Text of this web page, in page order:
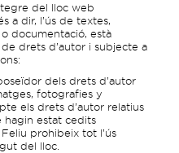
del lloc web
a dir, l’ús de textes,
documentació, està
drets d’autor i subjecte a
dels drets d’autor
fotografies y
els drets d’autor relatius
hagin estat cedits
prohibeix tot l’ús
del lloc.